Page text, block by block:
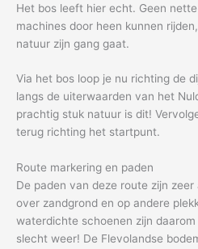
Het bos leeft hier echt. Geen
machines door heen kunnen
natuur zijn gang gaat.
Via het bos loop je nu richting de
langs de uiterwaarden van het
prachtig stuk natuur is dit!
terug richting het startpunt.
Route markering en paden
De paden van deze route zijn
over zandgrond en op andere
waterdichte schoenen zijn
slecht weer! De Flevolandse